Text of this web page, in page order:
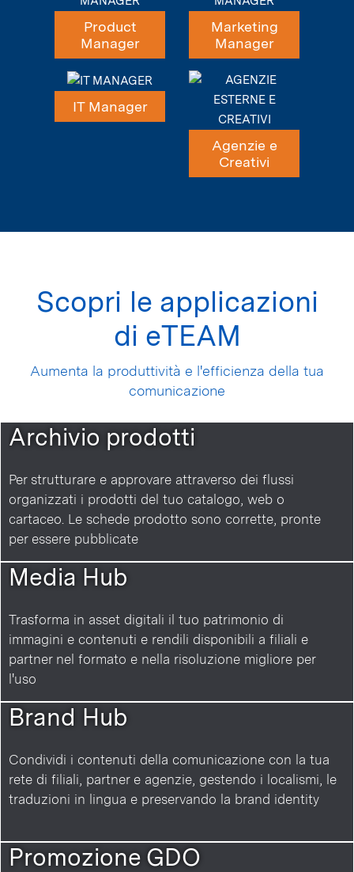
Product
Manager
Marketing
Manager
IT Manager
Agenzie e
Creativi
Scopri le applicazioni
di eTEAM
Aumenta la produttività e l'efficienza della tua
comunicazione
Archivio prodotti
Per strutturare e approvare attraverso dei flussi
organizzati i prodotti del tuo catalogo, web o
cartaceo. Le schede prodotto sono corrette, pronte
per essere pubblicate
Media Hub
Trasforma in asset digitali il tuo patrimonio di
immagini e contenuti e rendili disponibili a filiali e
partner nel formato e nella risoluzione migliore per
l'uso
Brand Hub
Condividi i contenuti della comunicazione con la tua
rete di filiali, partner e agenzie, gestendo i localismi, le
traduzioni in lingua e preservando la brand identity
Promozione GDO